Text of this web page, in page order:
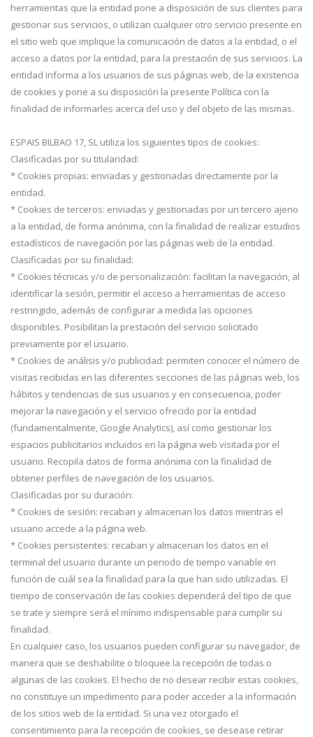
herramientas que la entidad pone a disposición de sus clientes para
gestionar sus servicios, o utilizan cualquier otro servicio presente en
el sitio web que implique la comunicación de datos a la entidad, o el
acceso a datos por la entidad, para la prestación de sus servicios. La
entidad informa a los usuarios de sus páginas web, de la existencia
de cookies y pone a su disposición la presente Política con la
finalidad de informarles acerca del uso y del objeto de las mismas.
ESPAIS BILBAO 17, SL utiliza los siguientes tipos de cookies:
Clasificadas por su titularidad:
* Cookies propias: enviadas y gestionadas directamente por la
entidad.
* Cookies de terceros: enviadas y gestionadas por un tercero ajeno
a la entidad, de forma anónima, con la finalidad de realizar estudios
estadísticos de navegación por las páginas web de la entidad.
Clasificadas por su finalidad:
* Cookies técnicas y/o de personalización: facilitan la navegación, al
identificar la sesión, permitir el acceso a herramientas de acceso
restringido, además de configurar a medida las opciones
disponibles. Posibilitan la prestación del servicio solicitado
previamente por el usuario.
* Cookies de análisis y/o publicidad: permiten conocer el número de
visitas recibidas en las diferentes secciones de las páginas web, los
hábitos y tendencias de sus usuarios y en consecuencia, poder
mejorar la navegación y el servicio ofrecido por la entidad
(fundamentalmente, Google Analytics), así como gestionar los
espacios publicitarios incluidos en la página web visitada por el
usuario. Recopila datos de forma anónima con la finalidad de
obtener perfiles de navegación de los usuarios.
Clasificadas por su duración:
* Cookies de sesión: recaban y almacenan los datos mientras el
usuario accede a la página web.
* Cookies persistentes: recaban y almacenan los datos en el
terminal del usuario durante un periodo de tiempo variable en
función de cuál sea la finalidad para la que han sido utilizadas. El
tiempo de conservación de las cookies dependerá del tipo de que
se trate y siempre será el mínimo indispensable para cumplir su
finalidad.
En cualquier caso, los usuarios pueden configurar su navegador, de
manera que se deshabilite o bloquee la recepción de todas o
algunas de las cookies. El hecho de no desear recibir estas cookies,
no constituye un impedimento para poder acceder a la información
de los sitios web de la entidad. Si una vez otorgado el
consentimiento para la recepción de cookies, se desease retirar